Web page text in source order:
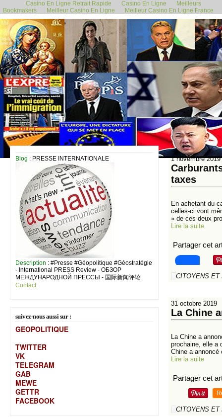
Casino En Ligne Retrait Rapide Casino En Ligne
Meilleurs
Bookmakers
Meilleur Casino En Ligne Meilleur Casino En Ligne France
Blog : PRESSE INTERNATIONALE
Description : #Presse #Géopolitique #Géostratégie
- International PRESS Review - ОБЗОР
МЕЖДУНАРОДНОЙ ПРЕССЫ - 国际新闻评论
Contact
suivez-nous aussi sur :
GEOPOLITIQUE
TWITTER
VK
TELEGRAM
GAB
MEWE
GETTR
FACEBOOK
1 novembre 2019
taxes
En achetant du
celles-ci vont
» de ces deux
Lire la suite
Partager cet
CITOYENS ET
31 octobre 2019
La Chine
La Chine a
prochaine, elle a
Chine a annoncé
Lire la suite
Partager cet
CITOYENS ET